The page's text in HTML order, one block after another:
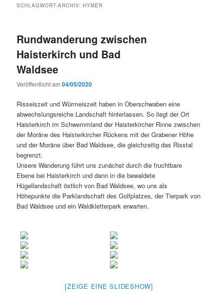
SCHLAGWORT-ARCHIV:HYMER
Rundwanderung zwischen
Haisterkirch und Bad
Waldsee
Veröffentlicht am04/05/2020
Risseiszeit und Würmeiszeit haben in Oberschwaben eine
abwechslungsreiche Landschaft hinterlassen. So liegt der Ort
Haisterkirch im Schwemmland der Haisterkircher Rinne zwischen
der Moräne des Haisterkircher Rückens mit der Grabener Höhe
und der Moräne über Bad Waldsee, die gleichzeitig das Risstal
begrenzt.
Unsere Wanderung führt uns zunächst durch die fruchtbare
Ebene bei Haisterkirch und dann in die bewaldete
Hügellandschaft östlich von Bad Waldsee, wo uns als
Höhepunkte die Parklandschaft des Golfplatzes, der Tierpark von
Bad Waldsee und ein Waldkletterpark erwarten.
[ZEIGE EINE SLIDESHOW]